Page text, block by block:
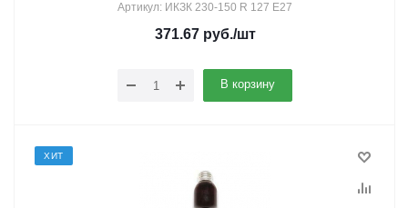
Артикул: ИКЗК 230-150 R 127 Е27
371.67руб./шт
В корзину
ХИТ